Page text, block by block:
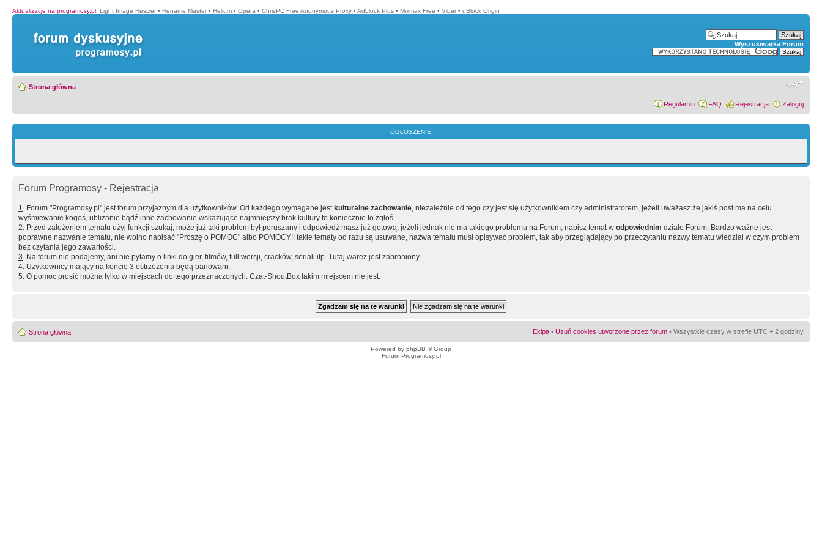
Aktualizacje na programosy.pl: Light Image Resizer • Rename Master • Helium • Opera • ChrisPC Free Anonymous Proxy • Adblock Plus • Mixmax Free • Viber • uBlock Origin
Wyszukiwarka Forum
Strona główna
Regulamin FAQ Rejestracja Zaloguj
OGŁOSZENIE:
Forum Programosy - Rejestracja
1. Forum "Programosy.pl" jest forum przyjaznym dla użytkowników. Od każdego wymagane jest kulturalne zachowanie, niezależnie od tego czy jest się użytkownikiem czy administratorem, jeżeli uważasz że jakiś post ma na celu
wyśmiewanie kogoś, ubliżanie bądź inne zachowanie wskazujące najmniejszy brak kultury to koniecznie to zgłoś.
2. Przed założeniem tematu użyj funkcji szukaj, może już taki problem był poruszany i odpowiedź masz już gotową, jeżeli jednak nie ma takiego problemu na Forum, napisz temat w odpowiednim dziale Forum. Bardzo ważne jest
poprawne nazwanie tematu, nie wolno napisać "Proszę o POMOC" albo POMOCY!! takie tematy od razu są usuwane, nazwa tematu musi opisywać problem, tak aby przeglądający po przeczytaniu nazwy tematu wiedział w czym problem
bez czytania jego zawartości.
3. Na forum nie podajemy, ani nie pytamy o linki do gier, filmów, full wersji, cracków, seriali itp. Tutaj warez jest zabroniony.
4. Użytkownicy mający na koncie 3 ostrzeżenia będą banowani.
5. O pomoc prosić można tylko w miejscach do tego przeznaczonych. Czat-ShoutBox takim miejscem nie jest.
Strona główna Ekipa • Usuń cookies utworzone przez forum • Wszystkie czasy w strefie UTC + 2 godziny
Powered by phpBB © Group
Forum Programosy.pl